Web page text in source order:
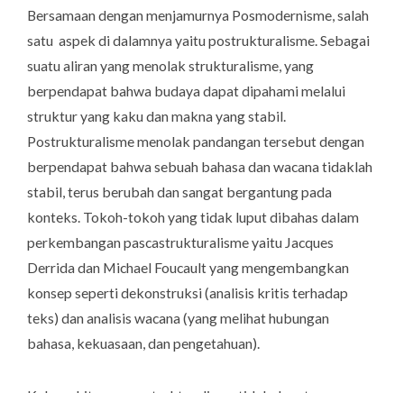
Bersamaan dengan menjamurnya Posmodernisme, salah
satu aspek di dalamnya yaitu postrukturalisme. Sebagai
suatu aliran yang menolak strukturalisme, yang
berpendapat bahwa budaya dapat dipahami melalui
struktur yang kaku dan makna yang stabil.
Postrukturalisme menolak pandangan tersebut dengan
berpendapat bahwa sebuah bahasa dan wacana tidaklah
stabil, terus berubah dan sangat bergantung pada
konteks. Tokoh-tokoh yang tidak luput dibahas dalam
perkembangan pascastrukturalisme yaitu Jacques
Derrida dan Michael Foucault yang mengembangkan
konsep seperti dekonstruksi (analisis kritis terhadap
teks) dan analisis wacana (yang melihat hubungan
bahasa, kekuasaan, dan pengetahuan).